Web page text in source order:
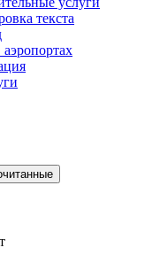
текста